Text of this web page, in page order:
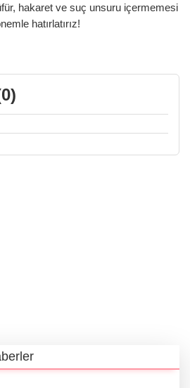
hakaret ve suç unsuru içermemesi
hatırlatırız!
0)